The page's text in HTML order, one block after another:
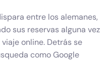
entre los alemanes,
sus reservas alguna vez
online. Detrás se
como Google